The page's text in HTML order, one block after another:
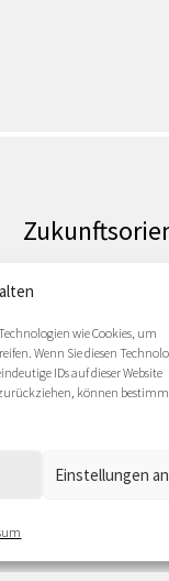
wie Cookies, um
Wenn Sie diesen
IDs auf dieser Website
können
Einstellungen